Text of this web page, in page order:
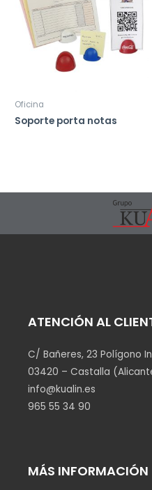
Oficina
Soporte porta notas
ATENCIÓN AL
C/ Bañeres, 23 Polígono
03420 – Castalla
info@kualin.es
965 55 34 90
MÁS INFORMACIÓN